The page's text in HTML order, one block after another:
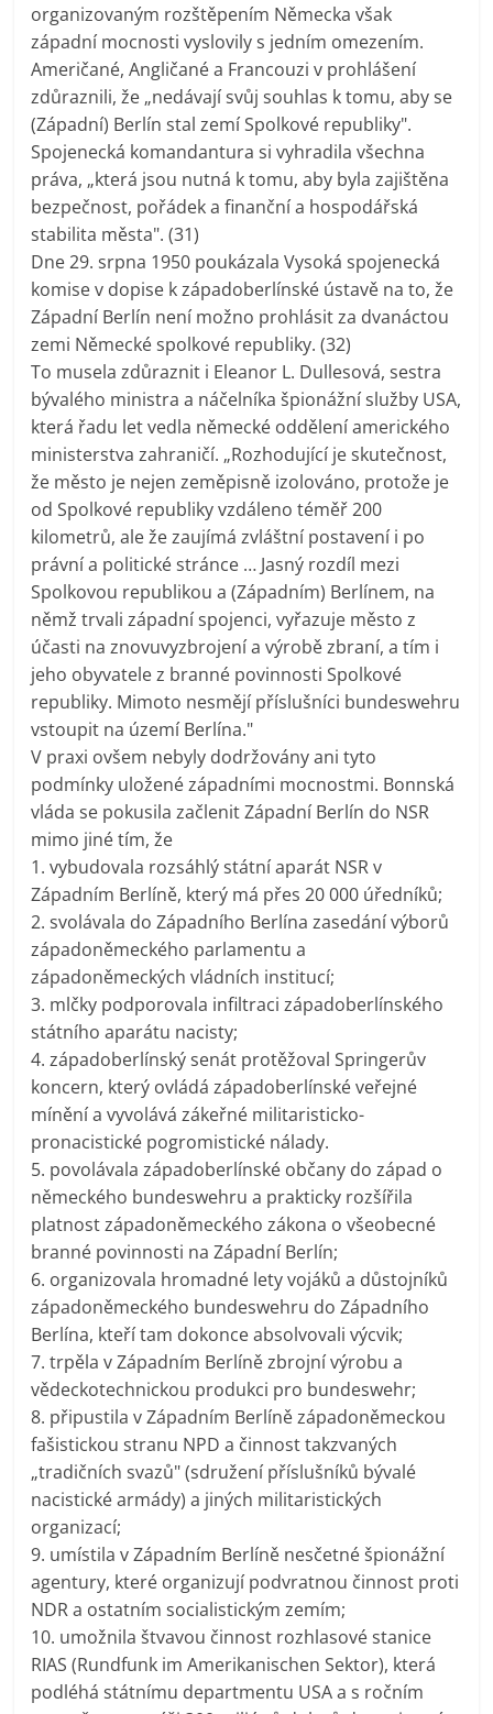
organizovaným rozštěpením Německa však
západní mocnosti vyslovily s jedním omezením.
Američané, Angličané a Francouzi v prohlášení
zdůraznili, že „nedávají svůj souhlas k tomu, aby se
(Západní) Berlín stal zemí Spolkové republiky".
Spojenecká komandantura si vyhradila všechna
práva, „která jsou nutná k tomu, aby byla zajištěna
bezpečnost, pořádek a finanční a hospodářská
stabilita města". (31)
Dne 29. srpna 1950 poukázala Vysoká spojenecká
komise v dopise k západoberlínské ústavě na to, že
Západní Berlín není možno prohlásit za dvanáctou
zemi Německé spolkové republiky. (32)
To musela zdůraznit i Eleanor L. Dullesová, sestra
bývalého ministra a náčelníka špionážní služby USA,
která řadu let vedla německé oddělení amerického
ministerstva zahraničí. „Rozhodující je skutečnost,
že město je nejen zeměpisně izolováno, protože je
od Spolkové republiky vzdáleno téměř 200
kilometrů, ale že zaujímá zvláštní postavení i po
právní a politické stránce … Jasný rozdíl mezi
Spolkovou republikou a (Západním) Berlínem, na
němž trvali západní spojenci, vyřazuje město z
účasti na znovuvyzbrojení a výrobě zbraní, a tím i
jeho obyvatele z branné povinnosti Spolkové
republiky. Mimoto nesmějí příslušníci bundeswehru
vstoupit na území Berlína."
V praxi ovšem nebyly dodržovány ani tyto
podmínky uložené západními mocnostmi. Bonnská
vláda se pokusila začlenit Západní Berlín do NSR
mimo jiné tím, že
1. vybudovala rozsáhlý státní aparát NSR v
Západním Berlíně, který má přes 20 000 úředníků;
2. svolávala do Západního Berlína zasedání výborů
západoněmeckého parlamentu a
západoněmeckých vládních institucí;
3. mlčky podporovala infiltraci západoberlínského
státního aparátu nacisty;
4. západoberlínský senát protěžoval Springerův
koncern, který ovládá západoberlínské veřejné
mínění a vyvolává zákeřné militaristicko-
pronacistické pogromistické nálady.
5. povolávala západoberlínské občany do západ o
německého bundeswehru a prakticky rozšířila
platnost západoněmeckého zákona o všeobecné
branné povinnosti na Západní Berlín;
6. organizovala hromadné lety vojáků a důstojníků
západoněmeckého bundeswehru do Západního
Berlína, kteří tam dokonce absolvovali výcvik;
7. trpěla v Západním Berlíně zbrojní výrobu a
vědeckotechnickou produkci pro bundeswehr;
8. připustila v Západním Berlíně západoněmeckou
fašistickou stranu NPD a činnost takzvaných
„tradičních svazů" (sdružení příslušníků bývalé
nacistické armády) a jiných militaristických
organizací;
9. umístila v Západním Berlíně nesčetné špionážní
agentury, které organizují podvratnou činnost proti
NDR a ostatním socialistickým zemím;
10. umožnila štvavou činnost rozhlasové stanice
RIAS (Rundfunk im Amerikanischen Sektor), která
podléhá státnímu departmentu USA a s ročním